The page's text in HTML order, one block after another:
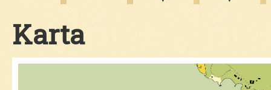
Karta